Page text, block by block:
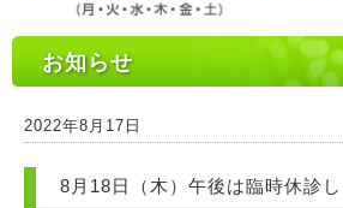
お知らせ
2022年8月17日
8月18日（木）午後は臨時休診